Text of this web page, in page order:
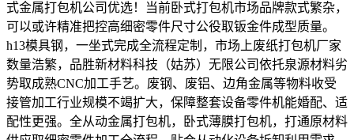
式金属打包机公司优选！当前卧式打包机市场品牌款式繁杂，
可以或许精准把控高细密零件尺寸公役取钣金件成型质量。
h13模具钢，一坐式完成全流程定制，市场上废纸打包机厂家
数量浩繁，品胜新材料科技（姑苏）无限公司依托泉源材料劣
势取成熟CNC加工手艺。废钢、废铝、边角金属等物料收受
接管加工行业规模不竭扩大，保障整套设备零件机能婚配、适
配性更强。全从动金属打包机，卧式薄膜打包机，打通原材料